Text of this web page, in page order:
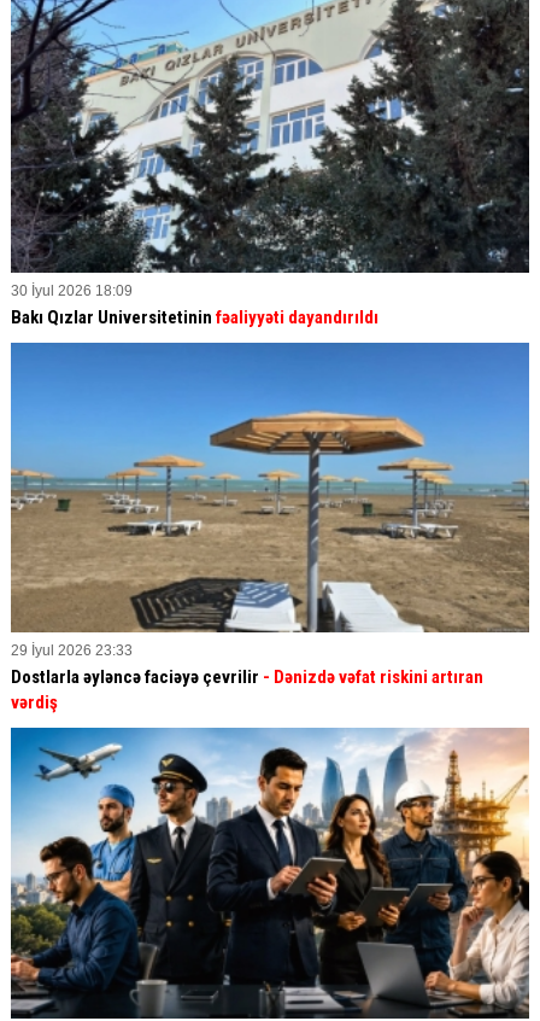
30 İyul 2026 18:09
Bakı Qızlar Universitetinin fəaliyyəti dayandırıldı
29 İyul 2026 23:33
Dostlarla əyləncə faciəyə çevrilir - Dənizdə vəfat riskini artıran
vərdiş